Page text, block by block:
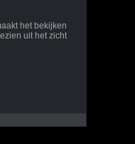
het bekijken
uit het zicht